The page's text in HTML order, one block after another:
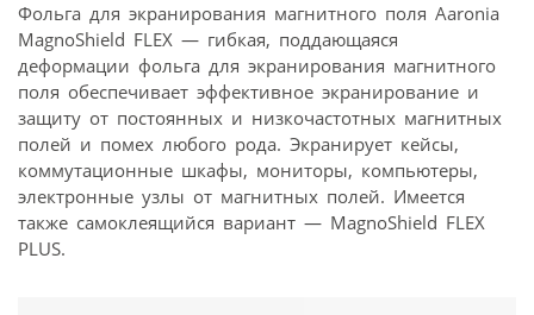
Фольга для экранирования магнитного поля Aaronia
MagnoShield FLEX — гибкая, поддающаяся
деформации фольга для экранирования магнитного
поля обеспечивает эффективное экранирование и
защиту от постоянных и низкочастотных магнитных
полей и помех любого рода. Экранирует кейсы,
коммутационные шкафы, мониторы, компьютеры,
электронные узлы от магнитных полей. Имеется
также самоклеящийся вариант — MagnoShield FLEX
PLUS.